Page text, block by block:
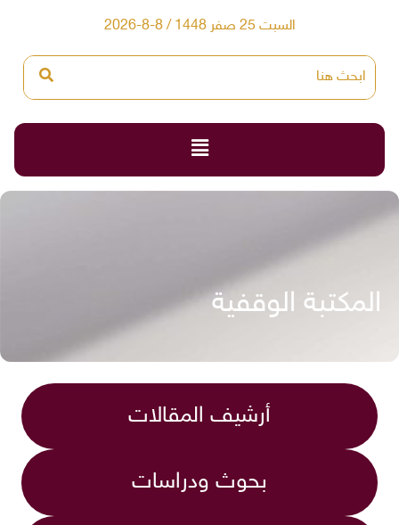
السبت 25 صفر 1448 / 8-8-2026
المكتبة الوقفية
أرشيف المقالات
بحوث ودراسات